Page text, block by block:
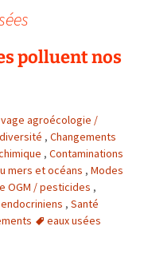
polluent nos
agroécologie /
, Changements
, Contaminations
mers et océans , Modes
OGM / pesticides ,
, Santé
eaux usées